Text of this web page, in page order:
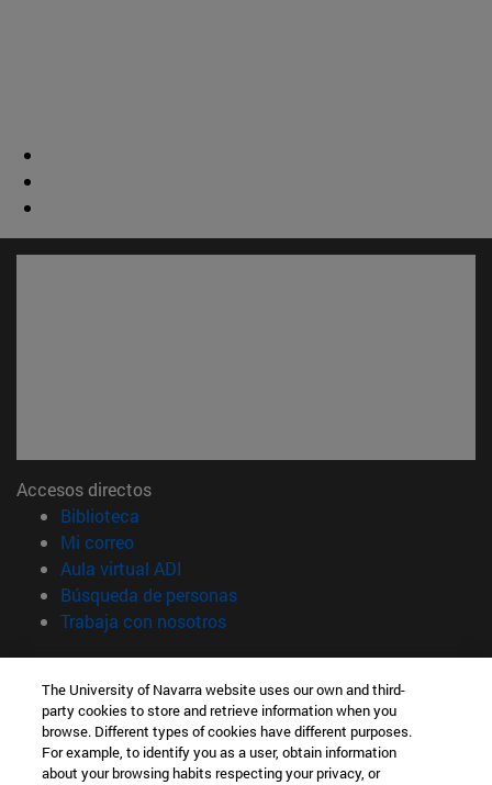
Accesos directos
Biblioteca
Mi correo(abre en nueva ventana)
Aula virtual ADI
Búsqueda de personas(abre en nueva ventana)
Trabaja con nosotros(abre en nueva ventana)
Información
TFNO +34 948 42 56 00
¿QUÉ GRADO TE INTERESA?
¿QUÉ MÁSTER TE INTERESA?
© Universidad de Navarra
The University of Navarra website uses our own and third-
party cookies to store and retrieve information when you
browse. Different types of cookies have different purposes.
For example, to identify you as a user, obtain information
about your browsing habits respecting your privacy, or